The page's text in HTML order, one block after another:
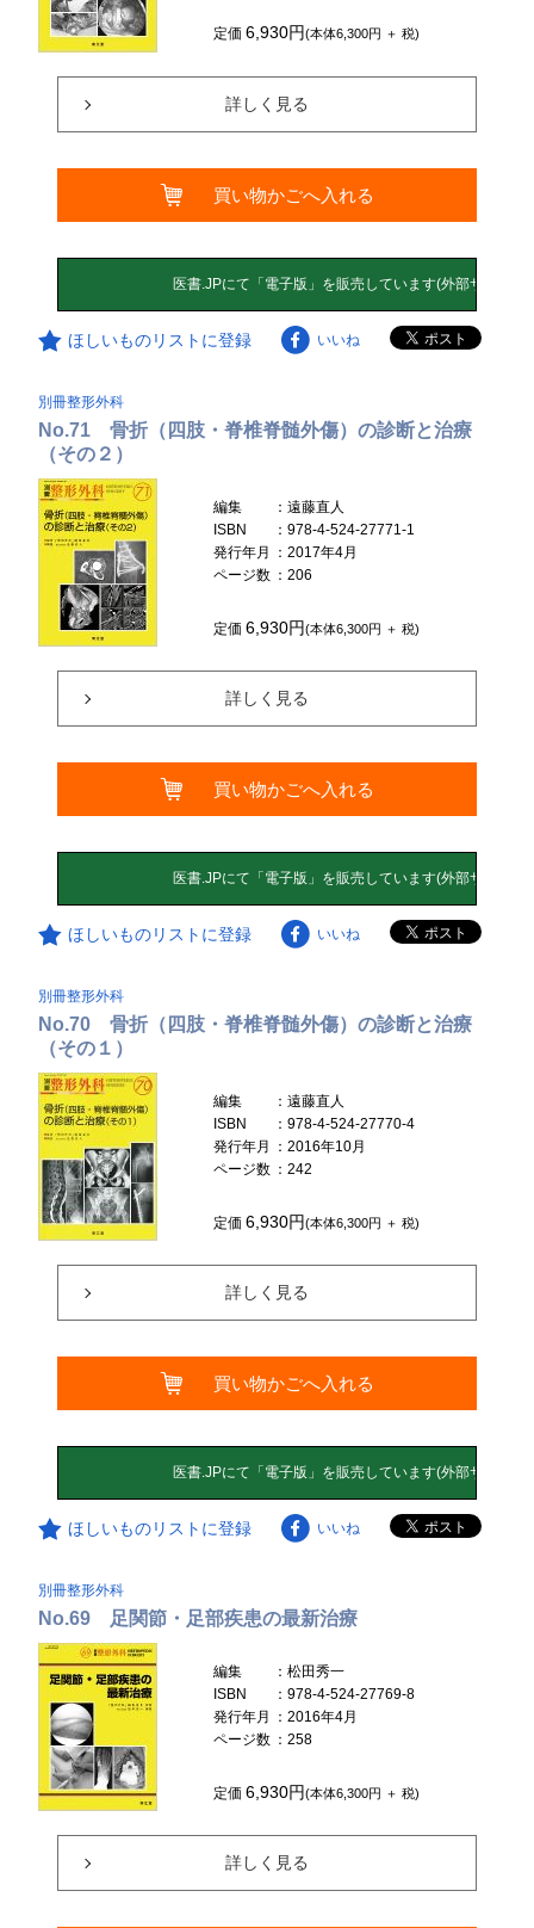
定価6,930円(本体6,300円 ＋ 税)
詳しく見る
買い物かごへ入れる
ほしいものリストに登録 いいね
別冊整形外科
No.71 骨折（四肢・脊椎脊髄外傷）の診断と治療
（その２）
編集
：遠藤直人
ISBN
：978-4-524-27771-1
発行年月
：2017年4月
ページ数 ：206
定価6,930円(本体6,300円 ＋ 税)
詳しく見る
買い物かごへ入れる
ほしいものリストに登録 いいね
別冊整形外科
No.70 骨折（四肢・脊椎脊髄外傷）の診断と治療
（その１）
編集
：遠藤直人
ISBN
：978-4-524-27770-4
発行年月
：2016年10月
ページ数 ：242
定価6,930円(本体6,300円 ＋ 税)
詳しく見る
買い物かごへ入れる
ほしいものリストに登録 いいね
別冊整形外科
No.69 足関節・足部疾患の最新治療
編集
：松田秀一
ISBN
：978-4-524-27769-8
発行年月
：2016年4月
ページ数 ：258
定価6,930円(本体6,300円 ＋ 税)
詳しく見る